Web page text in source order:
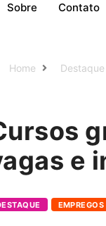
Sobre Contato
Home Destaque
e
EMPREGOS